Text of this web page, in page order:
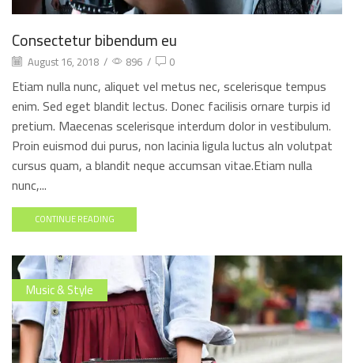
Consectetur bibendum eu
August 16, 2018 / 896 / 0
Etiam nulla nunc, aliquet vel metus nec, scelerisque tempus
enim. Sed eget blandit lectus. Donec facilisis ornare turpis id
pretium. Maecenas scelerisque interdum dolor in vestibulum.
Proin euismod dui purus, non lacinia ligula luctus aIn volutpat
cursus quam, a blandit neque accumsan vitae.Etiam nulla
nunc,...
CONTINUE READING
Music & Style